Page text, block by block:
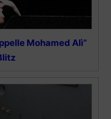
Mohamed Alì”